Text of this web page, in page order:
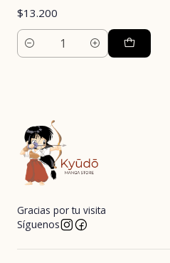
$13.200
Cantidad
Gracias por tu visita
Síguenos